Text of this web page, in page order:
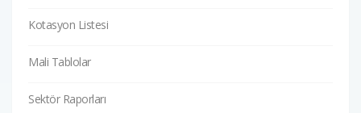
Kotasyon Listesi
Mali Tablolar
Sektör Raporları